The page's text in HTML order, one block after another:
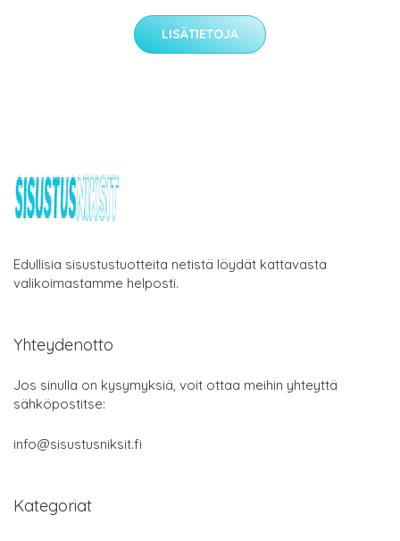
LISÄTIETOJA
Edullisia sisustustuotteita netistä löydät kattavasta
valikoimastamme helposti.
Yhteydenotto
Jos sinulla on kysymyksiä, voit ottaa meihin yhteyttä
sähköpostitse:
info@sisustusniksit.fi
Kategoriat